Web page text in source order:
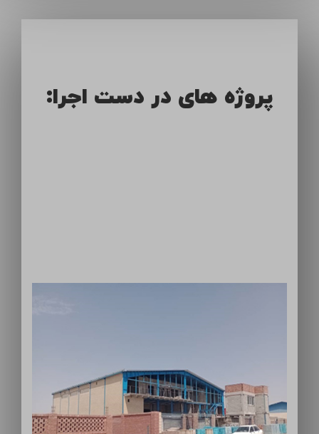
پروژه های در دست اجرا: